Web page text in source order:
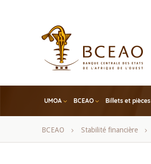
UMOA BCEAO Billets et pièces
Fil
BCEAO Stabilité financière